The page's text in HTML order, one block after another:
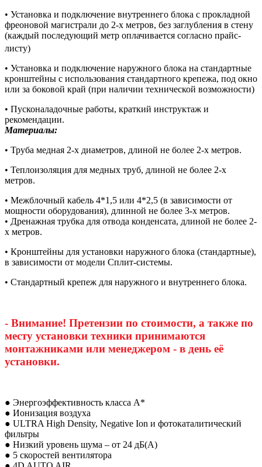
• Установка и подключение внутреннего блока с прокладной
фреоновой магистрали до 2-х метров, без заглубления в стену
(каждый последующий метр оплачивается согласно прайс-
листу)
• Установка и подключение наружного блока на стандартные
кронштейны с использования стандартного крепежа, под окно
или за боковой край (при наличии технической возможности)
• Пусконаладочные работы, краткий инструктаж и
рекомендации.
Материалы:
• Труба медная 2-х диаметров, длиной не более 2-х метров.
• Теплоизоляция для медных труб, длиной не более 2-х
метров.
• Межблочный кабель 4*1,5 или 4*2,5 (в зависимости от
мощности оборудования), длинной не более 3-х метров.
• Дренажная трубка для отвода конденсата, длиной не более 2-
х метров.
• Кронштейны для установки наружного блока (стандартные),
в зависимости от модели Сплит-системы.
• Стандартный крепеж для наружного и внутреннего блока.
- Внимание! Претензии по стоимости, а также по
месту установки техники принимаются
монтажниками или менеджером - в день её
установки.
● Энергоэффективность класса А*
● Ионизация воздуха
● ULTRA High Density, Negative Ion и фотокаталитический
фильтры
● Низкий уровень шума – от 24 дБ(А)
● 5 скоростей вентилятора